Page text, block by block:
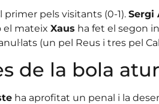
primer pels visitants (0-1). Sergi
el mateix Xaus ha fet el segon
(un pel Reus i tres pel
de la bola
ha aprofitat un penal i la